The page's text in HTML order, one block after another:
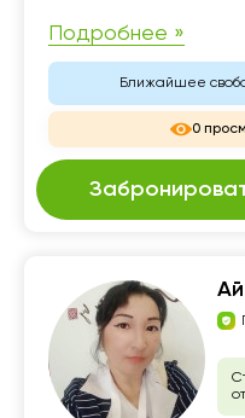
Подробнее »
Ближайшее
0